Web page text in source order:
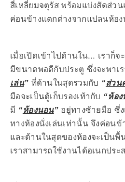
สี่เหลี่ยมจตุรัส พร้อมแบ่งสัดส่ว
ค่อนข้างแตกต่างจากแปลนห้อง
เมื่อเปิดเข้าไปด้านใน... เราก็จ
มีขนาดพอดีกับประตู ซึ่งจะพาเ
เล่น” ที่ด้านในสุดรวมกับ “ส่วน
มือจะเป็นตู้เก็บรองเท้ากับ “ห้อง
มี “ห้องนอน” อยู่ทางซ้ายมือ ซึ่ง
ทางห้องนั่งเล่นเท่านั้น จึงค่อน
และด้านในสุดของห้องจะเป็นพื้
เราสามารถใช้งานได้อเนกประ